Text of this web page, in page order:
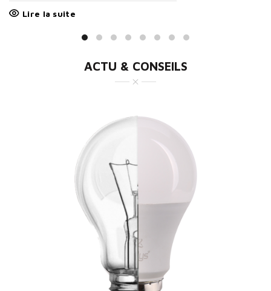
Lire la suite
ACTU & CONSEILS